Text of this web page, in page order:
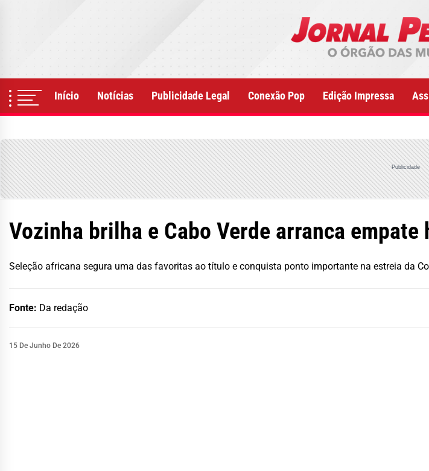
Início Notícias Publicidade Legal Conexão Pop Edição Impressa
Publicidade
Vozinha brilha e Cabo Verde arranca
Seleção africana segura uma das favoritas ao título e conquista ponto importante na estreia da
Fonte: Da redação
15 De Junho De 2026